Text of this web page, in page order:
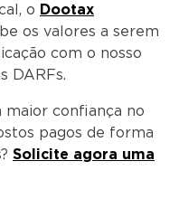
o Dootax
os valores a serem
com o nosso
DARFs.
maior confiança no
pagos de forma
Solicite agora uma